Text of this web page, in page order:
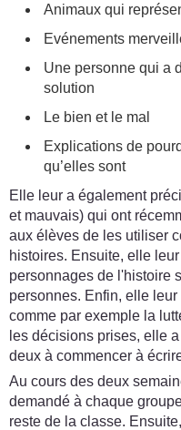
Animaux qui
Evénements
Une personne qui a
solution
Le bien et le mal
Explications de
qu’elles sont
Elle leur a également
et mauvais) qui ont
aux élèves de les utiliser
histoires. Ensuite, elle
personnages de l'histoire
personnes. Enfin, elle
comme par exemple la
les décisions prises, elle
deux à commencer à
Au cours des deux
demandé à chaque
reste de la classe.